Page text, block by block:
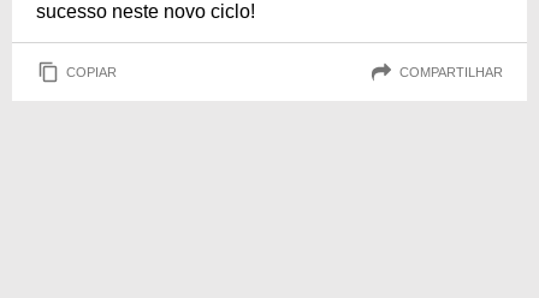
sucesso neste novo ciclo!
COPIAR COMPARTILHAR